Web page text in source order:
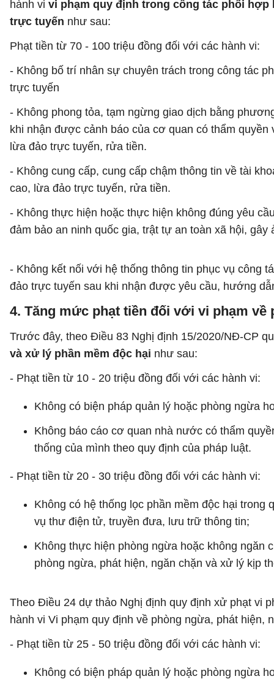
hành vi vi phạm quy định trong công tác phối
trực tuyến như sau:
Phạt tiền từ 70 - 100 triệu đồng đối với các hành vi:
- Không bố trí nhân sự chuyên trách trong công tác
trực tuyến
- Không phong tỏa, tạm ngừng giao dịch bằng
khi nhận được cảnh báo của cơ quan có thẩm
lừa đảo trực tuyến, rửa tiền.
- Không cung cấp, cung cấp chậm thông tin về tài
cao, lừa đảo trực tuyến, rửa tiền.
- Không thực hiện hoặc thực hiện không đúng yêu
đảm bảo an ninh quốc gia, trật tự an toàn xã hội,
- Không kết nối với hệ thống thông tin phục vụ công
đảo trực tuyến sau khi nhận được yêu cầu, hướng
4. Tăng mức phạt tiền đối với vi phạm
Trước đây, theo Điều 83 Nghị định 15/2020/NĐ-CP
và xử lý phần mềm độc hại như sau:
- Phạt tiền từ 10 - 20 triệu đồng đối với các hành vi:
Không có biện pháp quản lý hoặc phòng ngừa
Không báo cáo cơ quan nhà nước có thẩm
thống của mình theo quy định của pháp luật.
- Phạt tiền từ 20 - 30 triệu đồng đối với các hành vi:
Không có hệ thống lọc phần mềm độc hại
vụ thư điện tử, truyền đưa, lưu trữ thông tin;
Không thực hiện phòng ngừa hoặc không ngăn
phòng ngừa, phát hiện, ngăn chặn và xử lý kịp
Theo Điều 24 dự thảo Nghị định quy định xử phạt vi
hành vi Vi phạm quy định về phòng ngừa, phát hiện,
- Phạt tiền từ 25 - 50 triệu đồng đối với các hành vi:
Không có biện pháp quản lý hoặc phòng ngừa